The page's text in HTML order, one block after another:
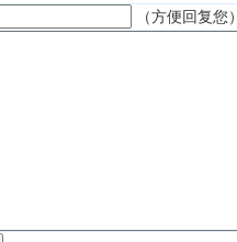
（方便回复您）